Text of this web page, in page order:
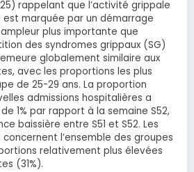
rappelant que l’activité grippale
marquée par un démarrage
plus importante que
des syndromes grippaux (SG)
globalement similaire aux
avec les proportions les plus
de 25-29 ans. La proportion
admissions hospitalières a
1% par rapport à la semaine S52,
baissière entre S51 et S52. Les
concernent l’ensemble des groupes
relativement plus élevées
(31%).